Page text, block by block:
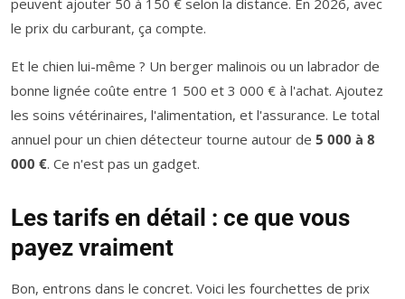
le prix du carburant, ça compte.
Et le chien lui-même ? Un berger malinois ou un labrador de
bonne lignée coûte entre 1 500 et 3 000 € à l'achat. Ajoutez
les soins vétérinaires, l'alimentation, et l'assurance. Le total
annuel pour un chien détecteur tourne autour de 5 000 à 8
000 €. Ce n'est pas un gadget.
Les tarifs en détail : ce que vous
payez vraiment
Bon, entrons dans le concret. Voici les fourchettes de prix